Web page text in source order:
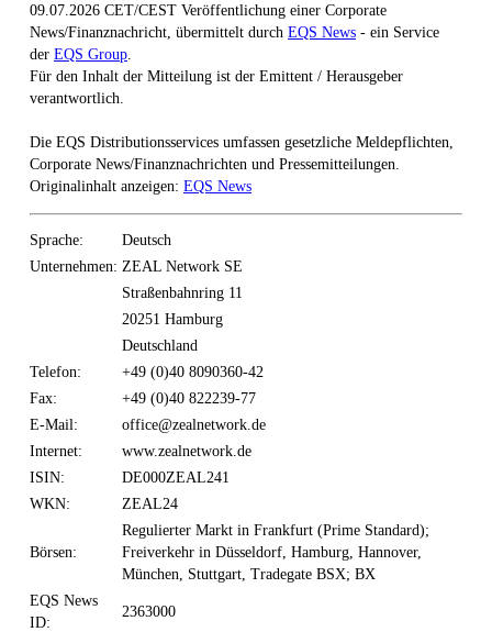
09.07.2026 CET/CEST Veröffentlichung einer Corporate
News/Finanznachricht, übermittelt durch EQS News - ein Service
der EQS Group
Für den Inhalt der Mitteilung ist der Emittent / Herausgeber
verantwortlich.
Die EQS Distributionsservices umfassen gesetzliche Meldepflichten,
Corporate News/Finanznachrichten und Pressemitteilungen.
Originalinhalt anzeigen: EQS News
Sprache:
Deutsch
Unternehmen: ZEAL Network SE
Straßenbahnring 11
20251 Hamburg
Deutschland
Telefon:
+49 (0)40 8090360-42
Fax:
+49 (0)40 822239-77
E-Mail:
office@zealnetwork.de
Internet:
www.zealnetwork.de
ISIN:
DE000ZEAL241
WKN:
ZEAL24
Börsen:
Regulierter Markt in Frankfurt (Prime Standard);
Freiverkehr in Düsseldorf, Hamburg, Hannover,
München, Stuttgart, Tradegate BSX; BX
EQS News
ID:
2363000